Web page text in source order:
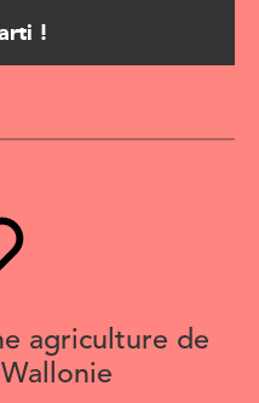
agriculture de